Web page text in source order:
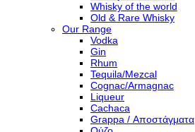
Whisky of the world
Old & Rare Whisky
Our Range
Vodka
Gin
Rhum
Tequila/Mezcal
Cognac/Armagnac
Liqueur
Cachaca
Grappa / Αποστάγματα